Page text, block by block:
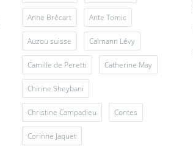
Anne Brécart Ante Tomic
Auzou suisse Calmann Lévy
Camille de Peretti Catherine May
Chirine Sheybani
Christine Campadieu Contes
Corinne Jaquet